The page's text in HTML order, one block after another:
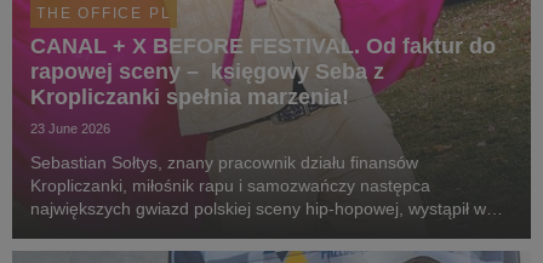
THE OFFICE PL
CANAL + X BEFORE FESTIVAL. Od faktur do
rapowej sceny – księgowy Seba z
Kropliczanki spełnia marzenia!
23 June 2026
Sebastian Sołtys, znany pracownik działu finansów
Kropliczanki, miłośnik rapu i samozwańczy następca
największych gwiazd polskiej sceny hip-hopowej, wystąpił w